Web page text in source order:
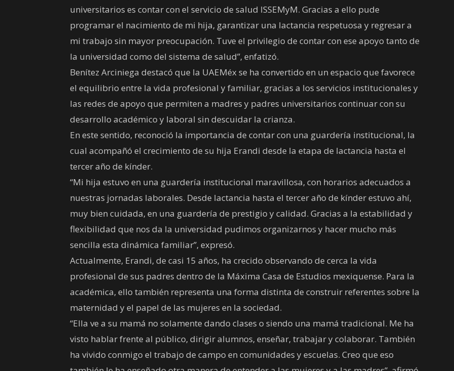
universitarios es contar con el servicio de salud ISSEMyM. Gracias a ello pude
programar el nacimiento de mi hija, garantizar una lactancia respetuosa y regresar a
mi trabajo sin mayor preocupación. Tuve el privilegio de contar con ese apoyo tanto de
la universidad como del sistema de salud”, enfatizó.
Benítez Arciniega destacó que la UAEMéx se ha convertido en un espacio que favorece
el equilibrio entre la vida profesional y familiar, gracias a los servicios institucionales y
las redes de apoyo que permiten a madres y padres universitarios continuar con su
desarrollo académico y laboral sin descuidar la crianza.
En este sentido, reconoció la importancia de contar con una guardería institucional, la
cual acompañó el crecimiento de su hija Erandi desde la etapa de lactancia hasta el
tercer año de kínder.
“Mi hija estuvo en una guardería institucional maravillosa, con horarios adecuados a
nuestras jornadas laborales. Desde lactancia hasta el tercer año de kínder estuvo ahí,
muy bien cuidada, en una guardería de prestigio y calidad. Gracias a la estabilidad y
flexibilidad que nos da la universidad pudimos organizarnos y hacer mucho más
sencilla esta dinámica familiar”, expresó.
Actualmente, Erandi, de casi 15 años, ha crecido observando de cerca la vida
profesional de sus padres dentro de la Máxima Casa de Estudios mexiquense. Para la
académica, ello también representa una forma distinta de construir referentes sobre la
maternidad y el papel de las mujeres en la sociedad.
“Ella ve a su mamá no solamente dando clases o siendo una mamá tradicional. Me ha
visto hablar frente al público, dirigir alumnos, enseñar, trabajar y colaborar. También
ha vivido conmigo el trabajo de campo en comunidades y escuelas. Creo que eso